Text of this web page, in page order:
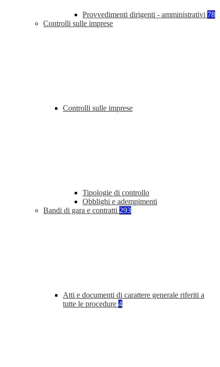
Provvedimenti dirigenti - amministrativi 78
Controlli sulle imprese
Controlli sulle imprese
Tipologie di controllo
Obblighi e adempimenti
Bandi di gara e contratti 293
Atti e documenti di carattere generale riferiti a
tutte le procedure 4